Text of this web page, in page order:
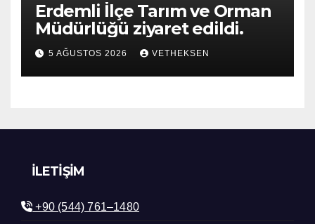
Erdemli İlçe Tarım ve Orman
Müdürlüğü ziyaret edildi.
5 AĞUSTOS 2026 VETHEKSEN
İLETIŞIM
+90 (544) 761–1480